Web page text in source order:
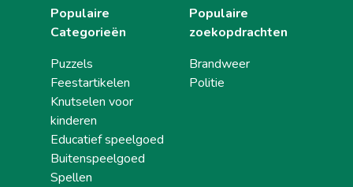
Populaire
Categorieën
Puzzels
Feestartikelen
Knutselen voor
kinderen
Educatief speelgoed
Buitenspeelgoed
Spellen
Populaire
zoekopdrachten
Brandweer
Politie